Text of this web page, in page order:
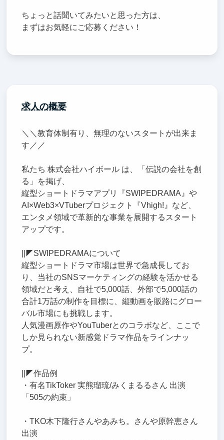
ちょっと話聞いてみたいと思った方は、
まずはお気軽にご応募ください！
求人の概要
＼＼教育体制有り、無理のないスタートが出来ま
す／／
私たち 株式会社ハイボール は、「伝説の会社を創
る」を掲げ、
縦型ショートドラマアプリ『SWIPEDRAMA』や
AI×Web3×VTuberプロジェクト『Vhigh!』など、
エンタメ領域で革新的な事業を展開するスタート
アップです。
||◤SWIPEDRAMAについて
縦型ショートドラマ市場は世界で急成長してお
り、当社のSNSマーケティングの経験を活かせる
領域だと考え、自社で5,000話、外部で5,000話の
合計1万話の制作を目標に、縦動画を販路にグロー
バル市場にも挑戦します。
人気漫画原作やYouTuberとのコラボなど、ここで
しか見られない新感覚ドラマ作品をラインナッ
プ。
||◤作品例
・有名TikToker 実熊瑠琉/みくまるるさん 出演
「505の約束」
・TKO木下隆行さんやあみち。さんや原幹恵さん
出演